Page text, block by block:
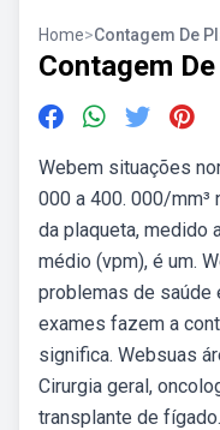
Home>Contagem De
Contagem
Webem situações
000 a 400. 000/mm³
da plaqueta, medido
médio (vpm), é um.
problemas de saúde
exames fazem a
significa. Websuas
Cirurgia geral,
transplante de